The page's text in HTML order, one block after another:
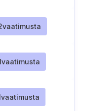
vaatimusta
vaatimusta
vaatimusta